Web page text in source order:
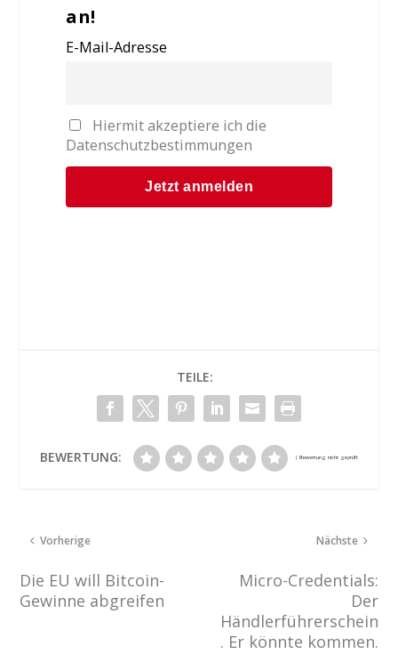
an!
E-Mail-Adresse
Hiermit akzeptiere ich die
Datenschutzbestimmungen
TEILE:
BEWERTUNG:
Vorherige
Die EU will Bitcoin-
Gewinne abgreifen
Nächste
Micro-Credentials:
Der
Händlerführerschein
. Er könnte kommen.